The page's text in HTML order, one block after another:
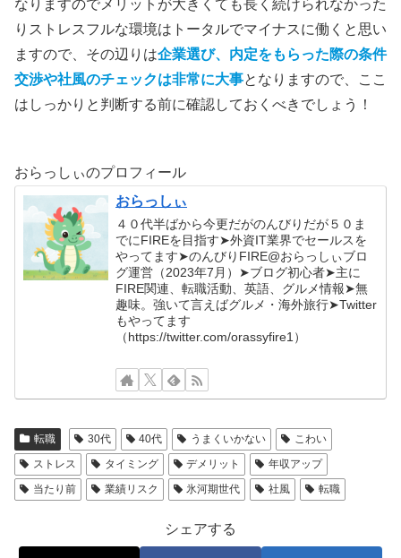
なりますのでメリットが大きくても長く続けられなかった
りストレスフルな環境はトータルでマイナスに働くと思い
ますので、その辺りは企業選び、内定をもらった際の条件
交渉や社風のチェックは非常に大事となりますので、ここ
はしっかりと判断する前に確認しておくべきでしょう！
おらっしぃのプロフィール
おらっしぃ
４０代半ばから今更だがのんびりだが５０ま
でにFIREを目指す➤外資IT業界でセールスを
やってます➤のんびりFIRE@おらっしぃブロ
グ運営（2023年7月）➤ブログ初心者➤主に
FIRE関連、転職活動、英語、グルメ情報➤無
趣味。強いて言えばグルメ・海外旅行➤Twitter
もやってます
（https://twitter.com/orassyfire1）
転職 30代 40代 うまくいかない
こわい
ストレス
タイミング デメリット
年収アップ
当たり前
業績リスク 氷河期世代 社風 転職
シェアする